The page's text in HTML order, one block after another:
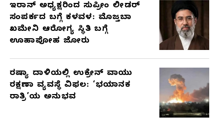
ಇರಾನ್ ಅಧ್ಯಕ್ಷರಿಂದ ಸುಪ್ರೀಂ ಲೀಡರ್
ಸಂಪರ್ಕದ ಬಗ್ಗೆ ಕಳವಳ: ಮೊಜ್ತಬಾ
ಖಮೇನಿ ಆರೋಗ್ಯ ಸ್ಥಿತಿ ಬಗ್ಗೆ
ಊಹಾಪೋಹ ಜೋರು
ರಷ್ಯಾ ದಾಳಿಯಲ್ಲಿ ಉಕ್ರೇನ್ ವಾಯು
ರಕ್ಷಣಾ ವ್ಯವಸ್ಥೆ ವಿಫಲ: ‘ಭಯಾನಕ
ರಾತ್ರಿ’ಯ ಅನುಭವ